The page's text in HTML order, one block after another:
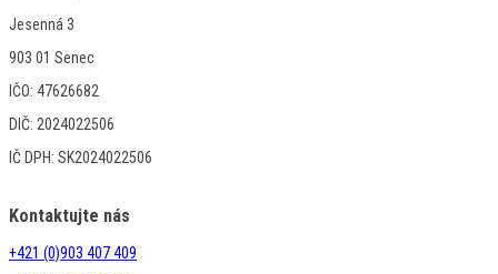
Jesenná 3
903 01 Senec
IČO: 47626682
DIČ: 2024022506
IČ DPH: SK2024022506
Kontaktujte nás
+421 (0)903 407 409